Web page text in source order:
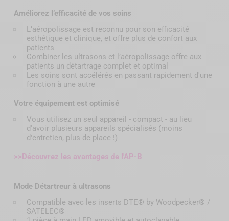
Améliorez l’efficacité de vos soins
L’aéropolissage est reconnu pour son efficacité
esthétique et clinique, et offre plus de confort aux
patients
Combiner les ultrasons et l’aéropolissage offre aux
patients un détartrage complet et optimal
Les soins sont accélérés en passant rapidement d'une
fonction à une autre
Votre équipement est optimisé
Vous utilisez un seul appareil - compact - au lieu
d'avoir plusieurs appareils spécialisés (moins
d'entretien, plus de place !)
>>Découvrez les avantages de l'AP-B
Mode Détartreur à ultrasons
Compatible avec les inserts DTE® by Woodpecker® /
SATELEC®